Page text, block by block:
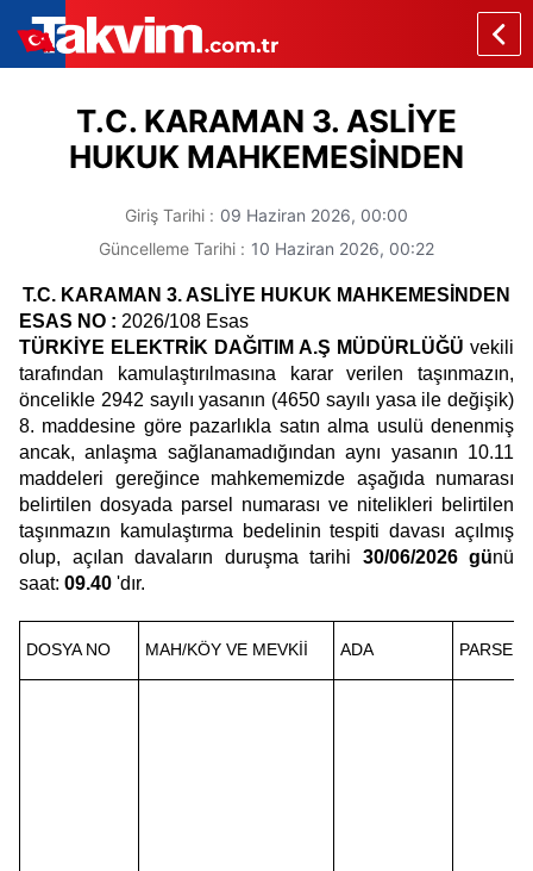
T.C. KARAMAN 3. ASLİYE
HUKUK MAHKEMESİNDEN
Giriş Tarihi : 09 Haziran 2026, 00:00
Güncelleme Tarihi : 10 Haziran 2026, 00:22
T.C. KARAMAN 3. ASLİYE HUKUK MAHKEMESİNDEN
ESAS NO : 2026/108 Esas
TÜRKİYE ELEKTRİK DAĞITIM A.Ş MÜDÜRLÜĞÜ vekili
tarafından kamulaştırılmasına karar verilen taşınmazın,
öncelikle 2942 sayılı yasanın (4650 sayılı yasa ile değişik)
8. maddesine göre pazarlıkla satın alma usulü denenmiş
ancak, anlaşma sağlanamadığından aynı yasanın 10.11
maddeleri gereğince mahkememizde aşağıda numarası
belirtilen dosyada parsel numarası ve nitelikleri belirtilen
taşınmazın kamulaştırma bedelinin tespiti davası açılmış
olup, açılan davaların duruşma tarihi 30/06/2026 günü
saat: 09.40 'dır.
DOSYA NO MAH/KÖY VE MEVKİİ ADA PARSEL